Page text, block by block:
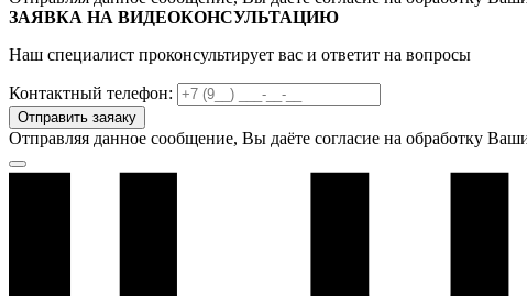
ЗАЯВКА НА ВИДЕОКОНСУЛЬТАЦИЮ
Наш специалист проконсультирует вас и ответит на вопросы
Контактный телефон:
Отправляя данное сообщение, Вы даёте согласие на обработку